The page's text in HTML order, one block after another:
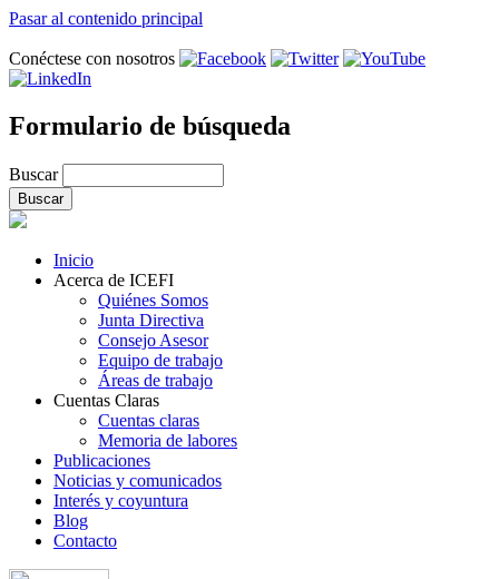
Pasar al contenido principal
Conéctese con nosotros
Formulario de búsqueda
Buscar
Inicio
Acerca de ICEFI
Quiénes Somos
Junta Directiva
Consejo Asesor
Equipo de trabajo
Áreas de trabajo
Cuentas Claras
Cuentas claras
Memoria de labores
Publicaciones
Noticias y comunicados
Interés y coyuntura
Blog
Contacto